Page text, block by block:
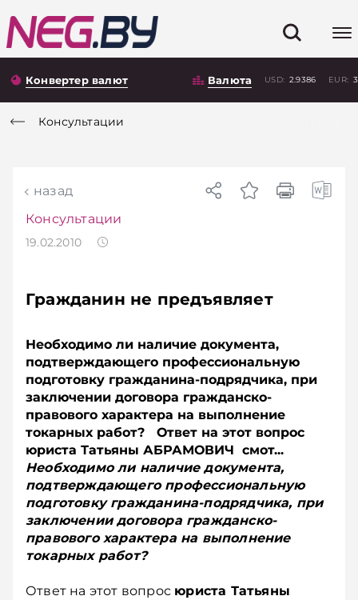
Конвертер валют Валюта USD: 2.9386 EUR:
Консультации
назад
Консультации
19.02.2010
Гражданин не предъявляет
Необходимо ли наличие документа,
подтверждающего профессиональную
подготовку гражданина-подрядчика, при
заключении договора гражданско-
правового характера на выполнение
токарных работ? Ответ на этот вопрос
юриста Татьяны АБРАМОВИЧ смот...
Необходимо ли наличие документа,
подтверждающего профессиональную
подготовку гражданина-подрядчика, при
заключении договора гражданско-
правового характера на выполнение
токарных работ?
Ответ на этот вопрос юриста Татьяны